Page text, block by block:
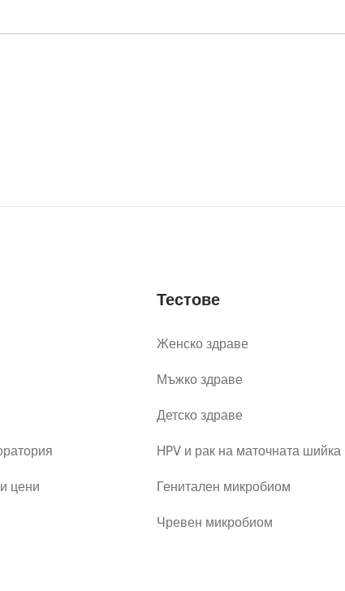
цени
Тестове
Женско здраве
Мъжко здраве
Детско здраве
HPV и рак на маточната шийка
Генитален микробиом
Чревен микробиом